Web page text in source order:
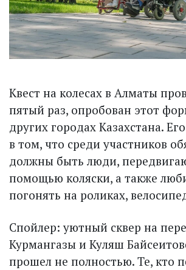
Квест на колесах в Алматы
пятый раз, опробован этот
других городах Казахстана.
в том, что среди участников
должны быть люди,
помощью коляски, а также
погонять на роликах,
Спойлер: уютный сквер на
Курмангазы и Куляш
прошел не полностью. Те, кто